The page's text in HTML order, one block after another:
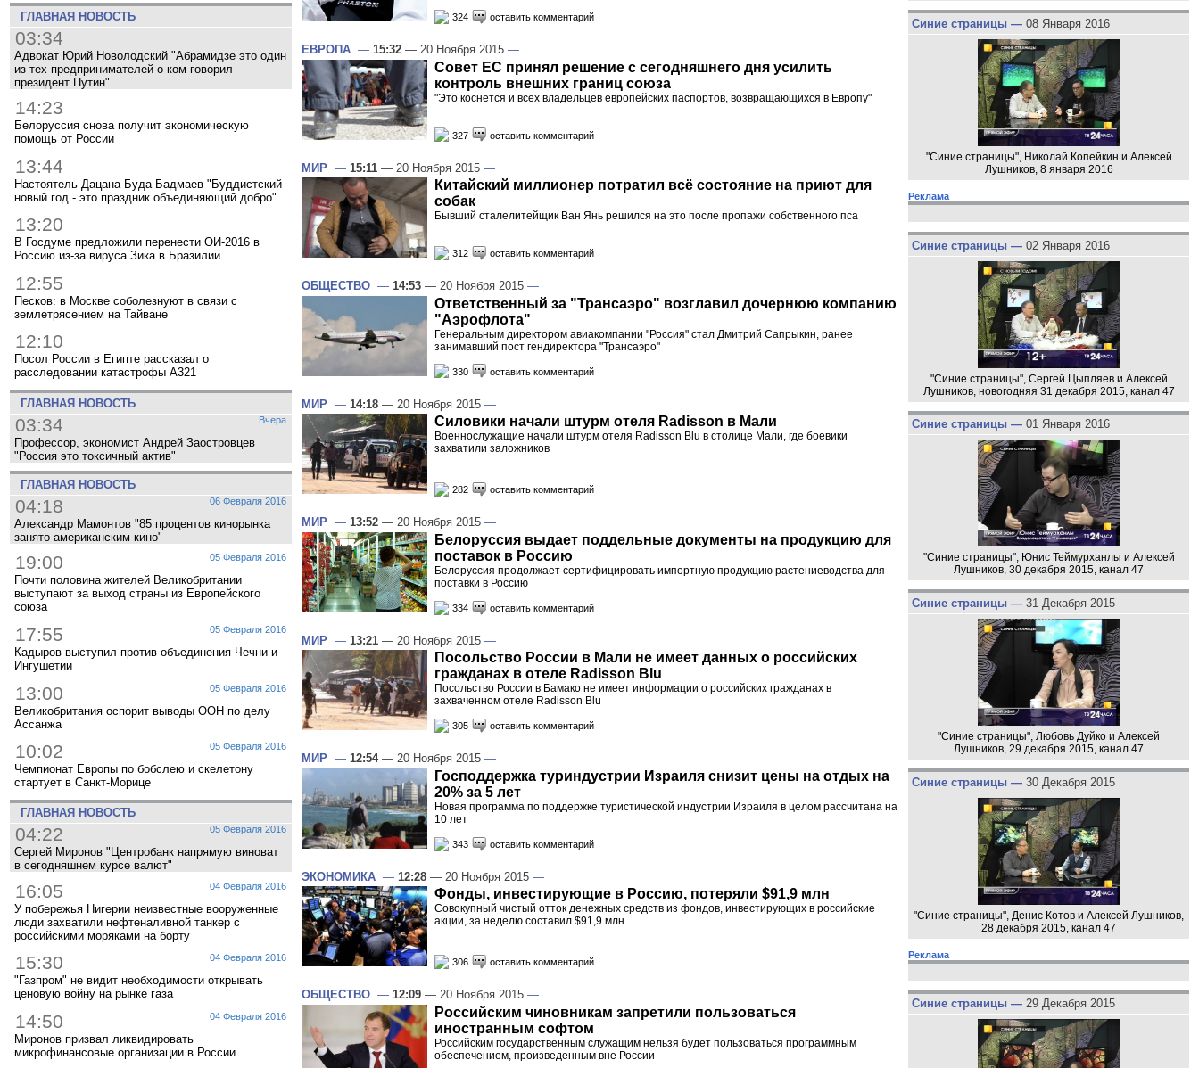
ГЛАВНАЯ НОВОСТЬ
03:34
Адвокат Юрий Новолодский "Абрамидзе это один
из тех предпринимателей о ком говорил
президент Путин"
14:23
Белоруссия снова получит экономическую
помощь от России
13:44
Настоятель Дацана Буда Бадмаев "Буддистский
новый год - это праздник объединяющий добро"
13:20
В Госдуме предложили перенести ОИ-2016 в
Россию из-за вируса Зика в Бразилии
12:55
Песков: в Москве соболезнуют в связи с
землетрясением на Тайване
12:10
Посол России в Египте рассказал о
расследовании катастрофы A321
ГЛАВНАЯ НОВОСТЬ
Вчера
03:34
Профессор, экономист Андрей Заостровцев
"Россия это токсичный актив"
ГЛАВНАЯ НОВОСТЬ
06 Февраля 2016
04:18
Александр Мамонтов "85 процентов кинорынка
занято американским кино"
05 Февраля 2016
19:00
Почти половина жителей Великобритании
выступают за выход страны из Европейского
союза
05 Февраля 2016
17:55
Кадыров выступил против объединения Чечни и
Ингушетии
05 Февраля 2016
13:00
Великобритания оспорит выводы ООН по делу
Ассанжа
05 Февраля 2016
10:02
Чемпионат Европы по бобслею и скелетону
стартует в Санкт-Морице
ГЛАВНАЯ НОВОСТЬ
05 Февраля 2016
04:22
Сергей Миронов "Центробанк напрямую виноват
в сегодняшнем курсе валют"
04 Февраля 2016
16:05
У побережья Нигерии неизвестные вооруженные
люди захватили нефтеналивной танкер с
российскими моряками на борту
04 Февраля 2016
15:30
"Газпром" не видит необходимости открывать
ценовую войну на рынке газа
04 Февраля 2016
14:50
Миронов призвал ликвидировать
микрофинансовые организации в России
324 оставить комментарий
ЕВРОПА — 15:32 — 20 Ноября 2015 —
Совет ЕС принял решение с сегодняшнего дня усилить
контроль внешних границ союза
"Это коснется и всех владельцев европейских паспортов, возвращающихся в Европу"
327 оставить комментарий
МИР — 15:11 — 20 Ноября 2015 —
Китайский миллионер потратил всё состояние на приют для
собак
Бывший сталелитейщик Ван Янь решился на это после пропажи собственного пса
312 оставить комментарий
ОБЩЕСТВО — 14:53 — 20 Ноября 2015 —
Ответственный за "Трансаэро" возглавил дочернюю компанию
"Аэрофлота"
Генеральным директором авиакомпании "Россия" стал Дмитрий Сапрыкин, ранее
занимавший пост гендиректора "Трансаэро"
330 оставить комментарий
МИР — 14:18 — 20 Ноября 2015 —
Силовики начали штурм отеля Radisson в Мали
Военнослужащие начали штурм отеля Radisson Blu в столице Мали, где боевики
захватили заложников
282 оставить комментарий
МИР — 13:52 — 20 Ноября 2015 —
Белоруссия выдает поддельные документы на продукцию для
поставок в Россию
Белоруссия продолжает сертифицировать импортную продукцию растениеводства для
поставки в Россию
334 оставить комментарий
МИР — 13:21 — 20 Ноября 2015 —
Посольство России в Мали не имеет данных о российских
гражданах в отеле Radisson Blu
Посольство России в Бамако не имеет информации о российских гражданах в
захваченном отеле Radisson Blu
305 оставить комментарий
МИР — 12:54— 20 Ноября 2015 —
Господдержка туриндустрии Израиля снизит цены на отдых на
20% за 5 лет
Новая программа по поддержке туристической индустрии Израиля в целом рассчитана на
10 лет
343 оставить комментарий
ЭКОНОМИКА — 12:28 — 20 Ноября 2015 —
Фонды, инвестирующие в Россию, потеряли $91,9 млн
Совокупный чистый отток денежных средств из фондов, инвестирующих в российские
акции, за неделю составил $91,9 млн
306 оставить комментарий
ОБЩЕСТВО — 12:09 — 20 Ноября 2015 —
Российским чиновникам запретили пользоваться
иностранным софтом
Российским государственным служащим нельзя будет пользоваться программным
обеспечением, произведенным вне России
Синие страницы — 08 Января 2016
"Синие страницы", Николай Копейкин и Алексей
Лушников, 8 января 2016
Реклама
Синие страницы — 02 Января 2016
"Синие страницы", Сергей Цыпляев и Алексей
Лушников, новогодняя 31 декабря 2015, канал 47
Синие страницы — 01 Января 2016
"Синие страницы", Юнис Теймурханлы и Алексей
Лушников, 30 декабря 2015, канал 47
Синие страницы — 31 Декабря 2015
"Синие страницы", Любовь Дуйко и Алексей
Лушников, 29 декабря 2015, канал 47
Синие страницы — 30 Декабря 2015
"Синие страницы", Денис Котов и Алексей Лушников,
28 декабря 2015, канал 47
Реклама
Синие страницы — 29 Декабря 2015